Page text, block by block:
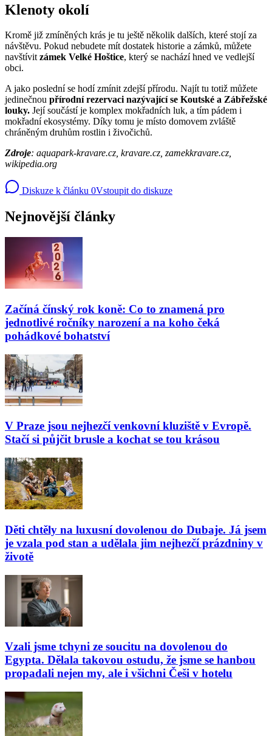
Klenoty okolí
Kromě již zmíněných krás je tu ještě několik dalších, které stojí za
návštěvu. Pokud nebudete mít dostatek historie a zámků, můžete
navštívitzámek Velké Hoštice, který se nachází hned ve vedlejší
obci.
A jako poslední se hodí zmínit zdejší přírodu. Najít tu totiž můžete
jedinečnou přírodní rezervaci nazývající se Koutské a Zábřežské
louky. Její součástí je komplex mokřadních luk, a tím pádem i
mokřadní ekosystémy. Díky tomu je místo domovem zvláště
chráněným druhům rostlin i živočichů.
Zdroje: aquapark-kravare.cz, kravare.cz, zamekkravare.cz,
wikipedia.org
Diskuze k článku 0Vstoupit do diskuze
Nejnovější články
Začíná čínský rok koně: Co to znamená pro
jednotlivé ročníky narození a na koho čeká
pohádkové bohatství
V Praze jsou nejhezčí venkovní kluziště v Evropě.
Stačí si půjčit brusle a kochat se tou krásou
Děti chtěly na luxusní dovolenou do Dubaje. Já jsem
je vzala pod stan a udělala jim nejhezčí prázdniny v
životě
Vzali jsme tchyni ze soucitu na dovolenou do
Egypta. Dělala takovou ostudu, že jsme se hanbou
propadali nejen my, ale i všichni Češi v hotelu